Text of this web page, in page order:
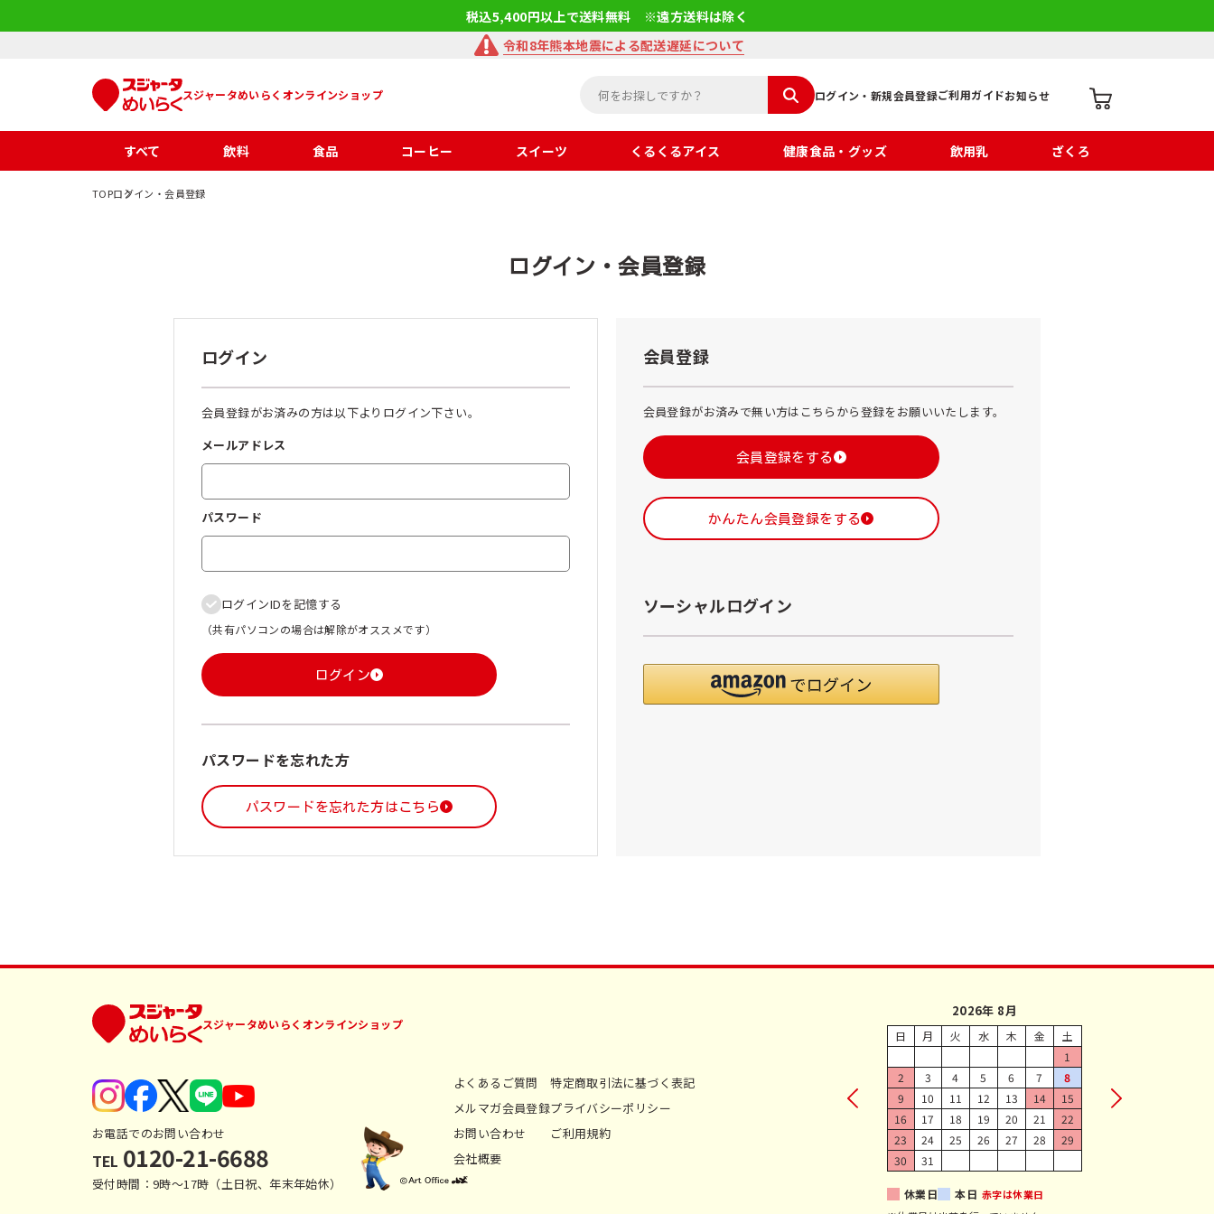
税込5,400円以上で送料無料 ※遠方送料は除く
令和8年熊本地震による配送遅延について
スジャータめいらくオンラインショップ ログイン・新規会員登録
すべて 飲料 食品 コーヒー スイーツ くるくるアイス 健康食品・グッズ 飲用乳 ざくろ
ご利用ガイドお知らせ
TOPログイン・会員登録
ログイン・会員登録
ログイン
会員登録がお済みの方は以下よりログイン下さい。
メールアドレス
パスワード
ログインIDを記憶する
（共有パソコンの場合は解除がオススメです）
ログイン
パスワードを忘れた方
パスワードを忘れた方はこちら
会員登録
会員登録がお済みで無い方はこちらから登録をお願いいたします。
会員登録をする
かんたん会員登録をする
ソーシャルログイン
スジャータめいらくオンラインショップ
お電話でのお問い合わせ
TEL 0120-21-6688
受付時間：9時〜17時（土日祝、年末年始休）
よくあるご質問
メルマガ会員登録
お問い合わせ
会社概要
特定商取引法に基づく表記
プライバシーポリシー
ご利用規約
2026年 8月
日 月 火 水 木 金
土
1
2
3 4 5 6 7
8
9
10 11 12 13 14
15
16
17 18 19 20 21
22
23
24 25 26 27 28
29
30
31
休業日 本日 赤字は休業日